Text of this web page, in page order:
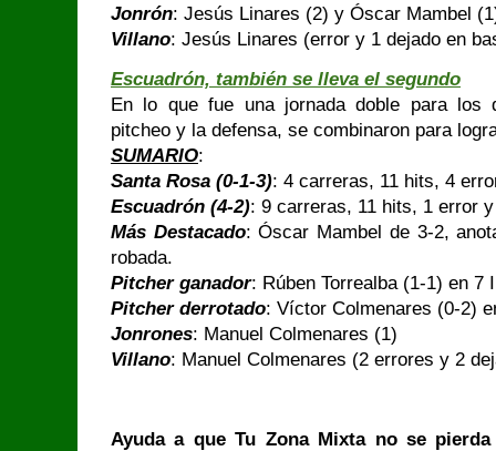
Jonrón: Jesús Linares (2) y Óscar Mambel
Villano: Jesús Linares (error y 1 dejado en
Escuadrón, también se lleva el segundo
En lo que fue una jornada doble para los
pitcheo y la defensa, se combinaron para
SUMARIO:
Santa Rosa (0-1-3): 4 carreras, 11 hits, 4
Escuadrón (4-2): 9 carreras, 11 hits, 1 error
Más Destacado: Óscar Mambel de 3-2,
robada.
Pitcher ganador: Rúben Torrealba (1-1) en 7
Pitcher derrotado: Víctor Colmenares (0-2)
Jonrones: Manuel Colmenares (1)
Villano: Manuel Colmenares (2 errores y 2
Ayuda a que Tu Zona Mixta no se